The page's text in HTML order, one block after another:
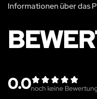
Informationen über das
0.0noch keine